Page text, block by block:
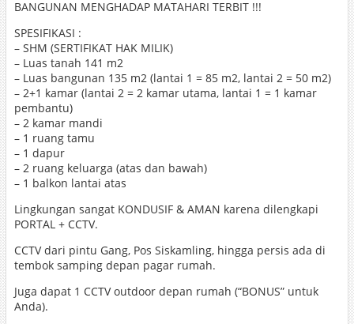
BANGUNAN MENGHADAP MATAHARI TERBIT !!!
SPESIFIKASI :
– SHM (SERTIFIKAT HAK MILIK)
– Luas tanah 141 m2
– Luas bangunan 135 m2 (lantai 1 = 85 m2, lantai 2 = 50 m2)
– 2+1 kamar (lantai 2 = 2 kamar utama, lantai 1 = 1 kamar
pembantu)
– 2 kamar mandi
– 1 ruang tamu
– 1 dapur
– 2 ruang keluarga (atas dan bawah)
– 1 balkon lantai atas
Lingkungan sangat KONDUSIF & AMAN karena dilengkapi
PORTAL + CCTV.
CCTV dari pintu Gang, Pos Siskamling, hingga persis ada di
tembok samping depan pagar rumah.
Juga dapat 1 CCTV outdoor depan rumah (“BONUS” untuk
Anda).